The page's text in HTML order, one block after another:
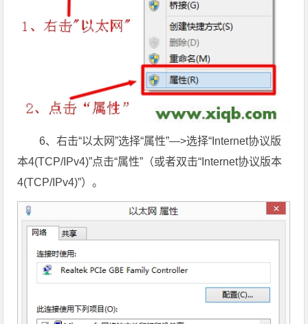
6、右击“以太网”选择“属性”—>选择“Internet协议版
本4(TCP/IPv4)”点击“属性”（或者双击“Internet协议版本
4(TCP/IPv4)”）。